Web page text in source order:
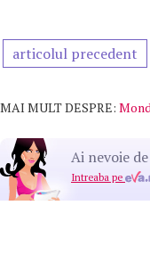
articolul precedent
MAI MULT DESPRE:
Ai nevoie
Intreaba pe